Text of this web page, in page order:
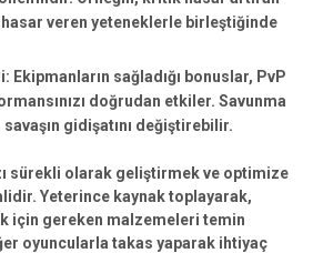
veren yeteneklerle birleştiğinde
Ekipmanların sağladığı bonuslar, PvP
doğrudan etkiler. Savunma
savaşın gidişatını değiştirebilir.
sürekli olarak geliştirmekve optimize
Yeterince kaynak toplayarak,
için gereken malzemeleri temin
oyuncularla takas yaparak ihtiyaç